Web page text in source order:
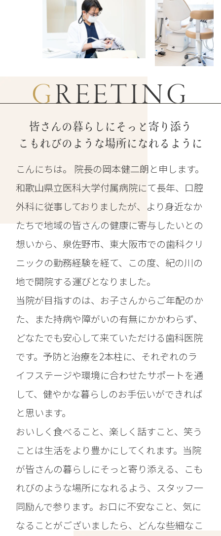
GREETING
皆さんの暮らしにそっと寄り添う
こもれびのような場所になれるように
こんにちは。 院長の岡本健二朗と申します。
和歌山県立医科大学付属病院にて長年、口腔
外科に従事しておりましたが、より身近なか
たちで地域の皆さんの健康に寄与したいとの
想いから、泉佐野市、東大阪市での歯科クリ
ニックの勤務経験を経て、この度、紀の川の
地で開院する運びとなりました。
当院が目指すのは、お子さんからご年配のか
た、また持病や障がいの有無にかかわらず、
どなたでも安心して来ていただける歯科医院
です。予防と治療を2本柱に、それぞれのラ
イフステージや環境に合わせたサポートを通
して、健やかな暮らしのお手伝いができれば
と思います。
おいしく食べること、楽しく話すこと、笑う
ことは生活をより豊かにしてくれます。当院
が皆さんの暮らしにそっと寄り添える、こも
れびのような場所になれるよう、スタッフ一
同励んで参ります。お口に不安なこと、気に
なることがございましたら、どんな些細なこ